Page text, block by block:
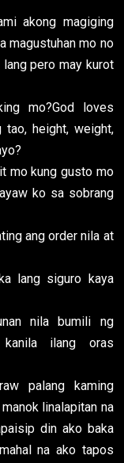
akong magiging
magustuhan mo no
lang pero may kurot
mo?God loves
height, weight,
mo kung gusto mo
ko sa sobrang
ang order nila at
lang siguro kaya
nila bumili ng
ilang oras
palang kaming
linalapitan na
din ako baka
na ako tapos